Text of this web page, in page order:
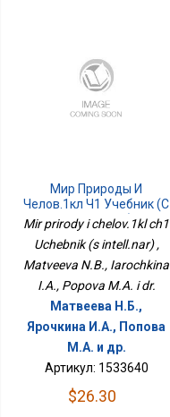
Мир Природы И
Челов.1кл Ч1 Учебник (с
Интелл.нар)
Mir prirody i chelov.1kl ch1
Uchebnik (s intell.nar) ,
Matveeva N.B., Iarochkina
I.A., Popova M.A. i dr.
Матвеева Н.Б.,
Ярочкина И.А., Попова
М.А. и др.
Артикул: 1533640
$26.30